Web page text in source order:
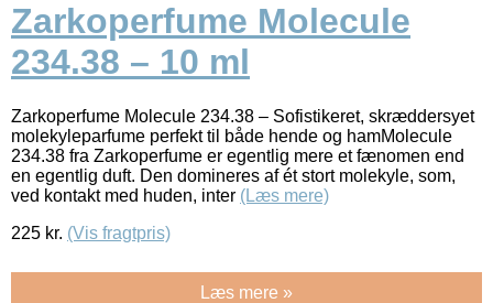
Zarkoperfume Molecule
234.38 – 10 ml
Zarkoperfume Molecule 234.38 – Sofistikeret, skræddersyet
molekyleparfume perfekt til både hende og hamMolecule
234.38 fra Zarkoperfume er egentlig mere et fænomen end
en egentlig duft. Den domineres af ét stort molekyle, som,
ved kontakt med huden, inter (Læs mere)
225 kr. (Vis fragtpris)
Læs mere »